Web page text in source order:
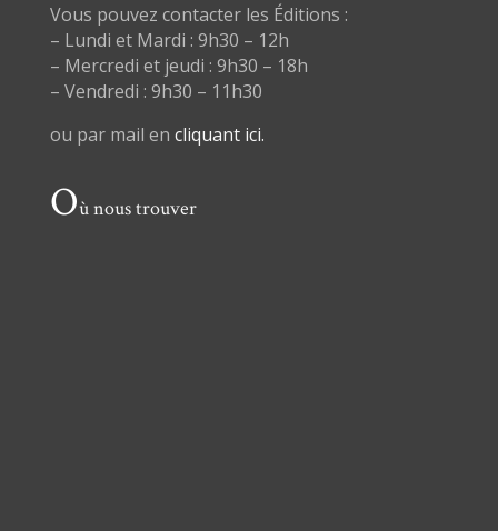
Vous pouvez contacter les Éditions :
– Lundi et Mardi : 9h30 – 12h
– Mercredi et jeudi : 9h30 – 18h
– Vendredi : 9h30 – 11h30
ou par mail en cliquant ici.
Où nous trouver